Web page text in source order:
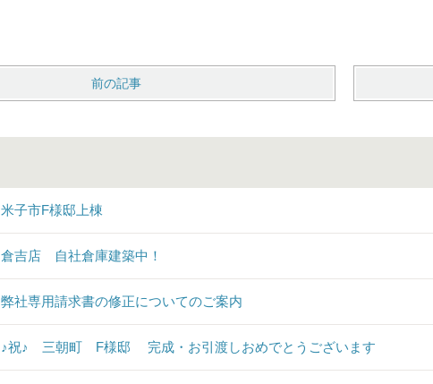
前の記事
米子市F様邸上棟
倉吉店 自社倉庫建築中！
弊社専用請求書の修正についてのご案内
♪祝♪ 三朝町 F様邸 完成・お引渡しおめでとうございます